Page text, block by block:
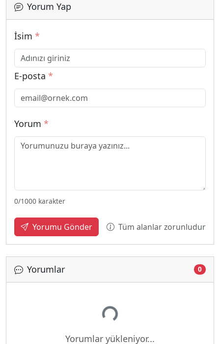
Yorum Yap
İsim *
E-posta *
Yorum *
0/1000 karakter
Yorumu Gönder Tüm alanlar zorunludur
Yorumlar 0
Yükleniyor...
Yorumlar yükleniyor...